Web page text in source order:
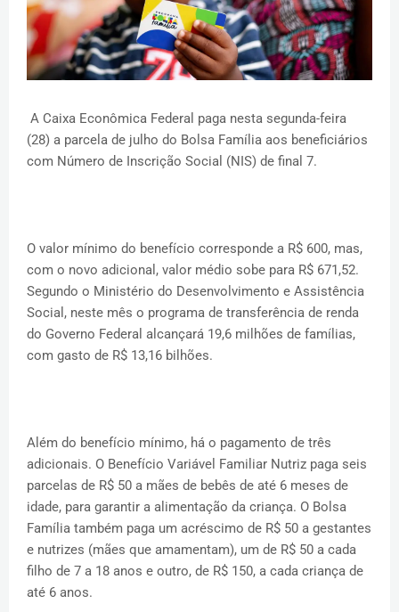
A Caixa Econômica Federal paga nesta segunda-feira
(28) a parcela de julho do Bolsa Família aos beneficiários
com Número de Inscrição Social (NIS) de final 7.
O valor mínimo do benefício corresponde a R$ 600, mas,
com o novo adicional, valor médio sobe para R$ 671,52.
Segundo o Ministério do Desenvolvimento e Assistência
Social, neste mês o programa de transferência de renda
do Governo Federal alcançará 19,6 milhões de famílias,
com gasto de R$ 13,16 bilhões.
Além do benefício mínimo, há o pagamento de três
adicionais. O Benefício Variável Familiar Nutriz paga seis
parcelas de R$ 50 a mães de bebês de até 6 meses de
idade, para garantir a alimentação da criança. O Bolsa
Família também paga um acréscimo de R$ 50 a gestantes
e nutrizes (mães que amamentam), um de R$ 50 a cada
filho de 7 a 18 anos e outro, de R$ 150, a cada criança de
até 6 anos.